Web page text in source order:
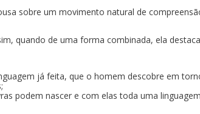
sobre um movimento natural de
quando de uma forma combinada, ela
já feita, que o homem descobre em
podem nascer e com elas toda uma